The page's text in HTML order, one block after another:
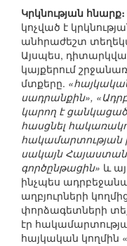
Կրկնության հնարք։
կոչված է
անհրաժեշտ
Այսպես,
կայքերում
մտքերը.
սադրանքին»,
կարող է
հասցնել
սակայն
գործընթացին» և
ինչպես
աղբյուրների
փորձագետների
էր
հայկական կողմին